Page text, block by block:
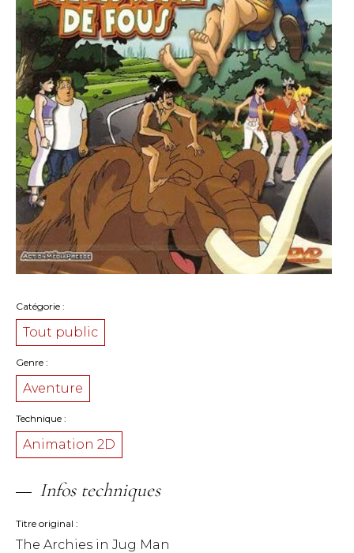
Catégorie
Tout public
Genre
Aventure
Technique
Animation 2D
Infos techniques
Titre original
The Archies in Jug Man